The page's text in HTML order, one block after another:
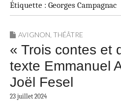
Étiquette : Georges Campagnac
AVIGNON, THÉÂTRE
« Trois contes et
texte Emmanuel
Joël Fesel
23 juillet 2024